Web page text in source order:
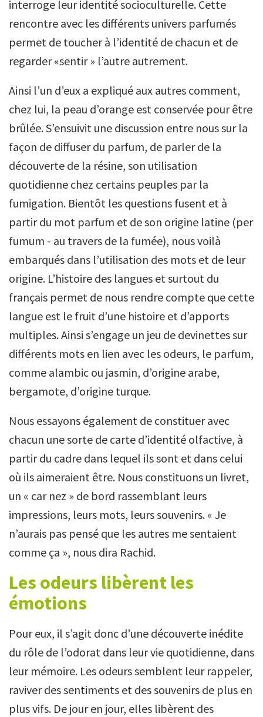
interroge leur identité socioculturelle. Cette
rencontre avec les différents univers parfumés
permet de toucher à l’identité de chacun et de
regarder «sentir » l’autre autrement.
Ainsi l’un d’eux a expliqué aux autres comment,
chez lui, la peau d’orange est conservée pour être
brûlée. S’ensuivit une discussion entre nous sur la
façon de diffuser du parfum, de parler de la
découverte de la résine, son utilisation
quotidienne chez certains peuples par la
fumigation. Bientôt les questions fusent et à
partir du mot parfum et de son origine latine (per
fumum - au travers de la fumée), nous voilà
embarqués dans l’utilisation des mots et de leur
origine. L’histoire des langues et surtout du
français permet de nous rendre compte que cette
langue est le fruit d’une histoire et d’apports
multiples. Ainsi s’engage un jeu de devinettes sur
différents mots en lien avec les odeurs, le parfum,
comme alambic ou jasmin, d’origine arabe,
bergamote, d’origine turque.
Nous essayons également de constituer avec
chacun une sorte de carte d’identité olfactive, à
partir du cadre dans lequel ils sont et dans celui
où ils aimeraient être. Nous constituons un livret,
un « car nez » de bord rassemblant leurs
impressions, leurs mots, leurs souvenirs. « Je
n’aurais pas pensé que les autres me sentaient
comme ça », nous dira Rachid.
Les odeurs libèrent les
émotions
Pour eux, il s’agit donc d’une découverte inédite
du rôle de l’odorat dans leur vie quotidienne, dans
leur mémoire. Les odeurs semblent leur rappeler,
raviver des sentiments et des souvenirs de plus en
plus vifs. De jour en jour, elles libèrent des